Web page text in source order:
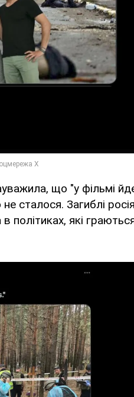
що "у фільмі
сталося. Загиблі
політиках, які